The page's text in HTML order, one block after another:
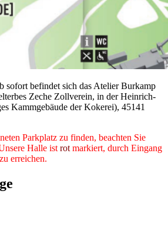
sofort befindet sich das Atelier Burkamp
Zeche Zollverein, in der Heinrich-
Kammgebäude der Kokerei), 45141
Parkplatz zu finden, beachten Sie
Halle ist rot markiert, durch Eingang
erreichen.